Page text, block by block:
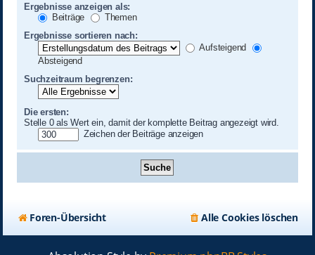
Ergebnisse anzeigen als:
Beiträge
Themen
Ergebnisse sortieren nach:
Aufsteigend
Absteigend
Suchzeitraum begrenzen:
Die ersten:
Stelle 0 als Wert ein, damit der komplette Beitrag angezeigt wird.
Zeichen der Beiträge anzeigen
Foren-Übersicht Alle Cookies löschen